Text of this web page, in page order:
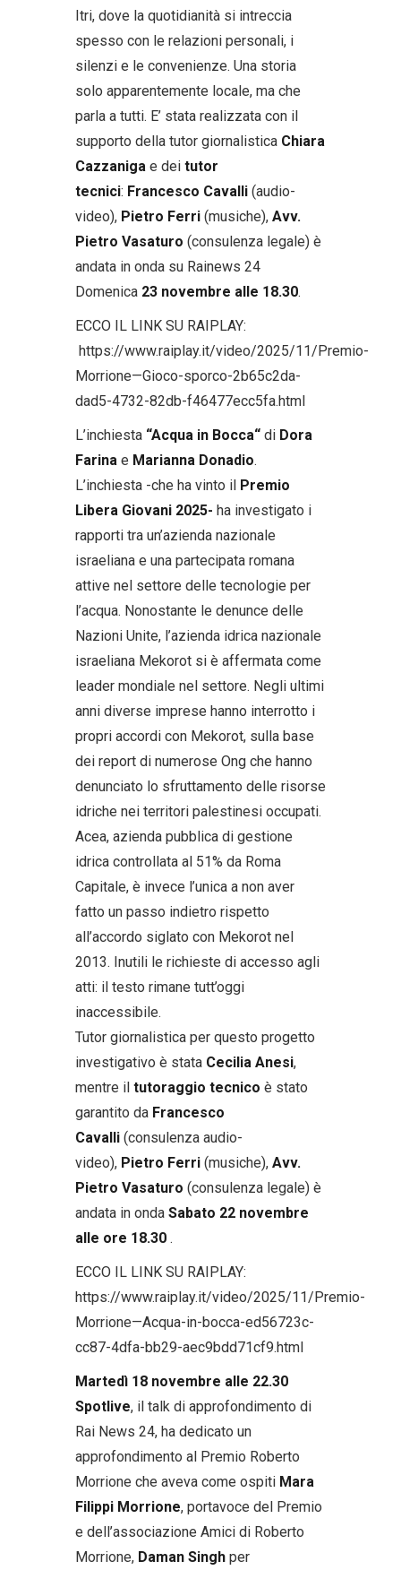
Itri, dove la quotidianità si intreccia
spesso con le relazioni personali, i
silenzi e le convenienze. Una storia
solo apparentemente locale, ma che
parla a tutti. E’ stata realizzata con il
supporto della tutor giornalistica Chiara
Cazzaniga e dei tutor
tecnici: Francesco Cavalli (audio-
video), Pietro Ferri (musiche), Avv.
Pietro Vasaturo (consulenza legale) è
andata in onda su Rainews 24
Domenica 23 novembre alle 18.30.
ECCO IL LINK SU RAIPLAY:
https://www.raiplay.it/video/2025/11/Premio-
Morrione—Gioco-sporco-2b65c2da-
dad5-4732-82db-f46477ecc5fa.html
L’inchiesta “Acqua in Bocca“ di Dora
Farina e Marianna Donadio.
L’inchiesta -che ha vinto il Premio
Libera Giovani 2025- ha investigato i
rapporti tra un’azienda nazionale
israeliana e una partecipata romana
attive nel settore delle tecnologie per
l’acqua. Nonostante le denunce delle
Nazioni Unite, l’azienda idrica nazionale
israeliana Mekorot si è affermata come
leader mondiale nel settore. Negli ultimi
anni diverse imprese hanno interrotto i
propri accordi con Mekorot, sulla base
dei report di numerose Ong che hanno
denunciato lo sfruttamento delle risorse
idriche nei territori palestinesi occupati.
Acea, azienda pubblica di gestione
idrica controllata al 51% da Roma
Capitale, è invece l’unica a non aver
fatto un passo indietro rispetto
all’accordo siglato con Mekorot nel
2013. Inutili le richieste di accesso agli
atti: il testo rimane tutt’oggi
inaccessibile.
Tutor giornalistica per questo progetto
investigativo è stata Cecilia Anesi,
mentre il tutoraggio tecnico è stato
garantito da Francesco
Cavalli (consulenza audio-
video), Pietro Ferri (musiche), Avv.
Pietro Vasaturo (consulenza legale) è
andata in onda Sabato 22 novembre
alle ore 18.30 .
ECCO IL LINK SU RAIPLAY:
https://www.raiplay.it/video/2025/11/Premio-
Morrione—Acqua-in-bocca-ed56723c-
cc87-4dfa-bb29-aec9bdd71cf9.html
Martedì 18 novembre alle 22.30
Spotlive, il talk di approfondimento di
Rai News 24, ha dedicato un
approfondimento al Premio Roberto
Morrione che aveva come ospiti Mara
Filippi Morrione, portavoce del Premio
e dell’associazione Amici di Roberto
Morrione, Daman Singh per